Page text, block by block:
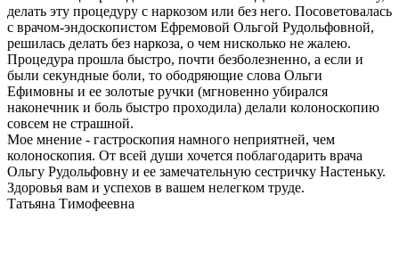
делать эту процедуру с наркозом или без него. Посоветовалась
с врачом-эндоскопистом Ефремовой Ольгой Рудольфовной,
решилась делать без наркоза, о чем нисколько не жалею.
Процедура прошла быстро, почти безболезненно, а если и
были секундные боли, то ободряющие слова Ольги
Ефимовны и ее золотые ручки (мгновенно убирался
наконечник и боль быстро проходила) делали колоноскопию
совсем не страшной.
Мое мнение - гастроскопия намного неприятней, чем
колоноскопия. От всей души хочется поблагодарить врача
Ольгу Рудольфовну и ее замечательную сестричку Настеньку.
Здоровья вам и успехов в вашем нелегком труде.
Татьяна Тимофеевна